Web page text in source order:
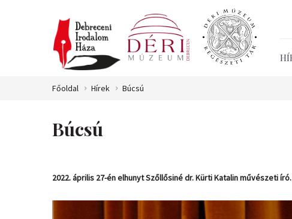
Főoldal Hírek Búcsú
Búcsú
2022. április 27-én elhunyt Szőllősiné dr. Kürti Katalin művészeti